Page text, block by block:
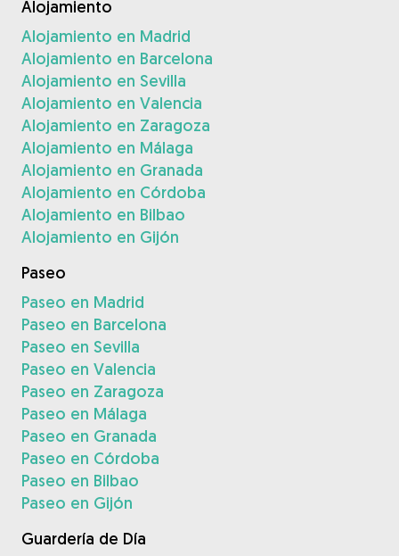
Alojamiento
Alojamiento en Madrid
Alojamiento en Barcelona
Alojamiento en Sevilla
Alojamiento en Valencia
Alojamiento en Zaragoza
Alojamiento en Málaga
Alojamiento en Granada
Alojamiento en Córdoba
Alojamiento en Bilbao
Alojamiento en Gijón
Paseo
Paseo en Madrid
Paseo en Barcelona
Paseo en Sevilla
Paseo en Valencia
Paseo en Zaragoza
Paseo en Málaga
Paseo en Granada
Paseo en Córdoba
Paseo en Bilbao
Paseo en Gijón
Guardería de Día